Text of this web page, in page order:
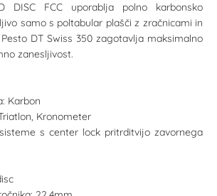
DISC FCC uporablja polno karbonsko
samo s poltabular plašči z zračnicami in
DT Swiss 350 zagotavlja maksimalno
zanesljivost.
Karbon
Kronometer
s center lock pritrditvijo zavornega